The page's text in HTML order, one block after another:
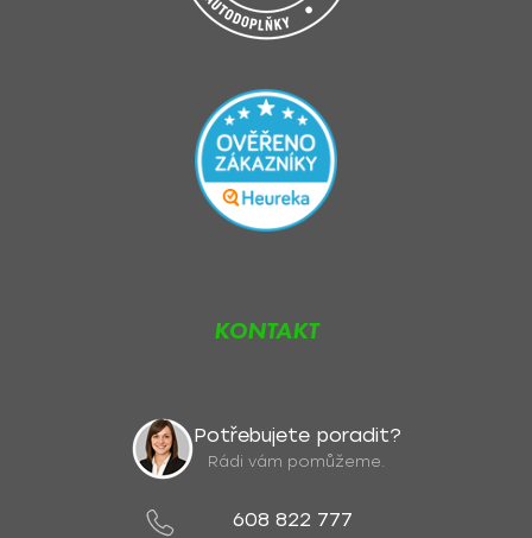
KONTAKT
Potřebujete poradit?
Rádi vám pomůžeme.
608 822 777